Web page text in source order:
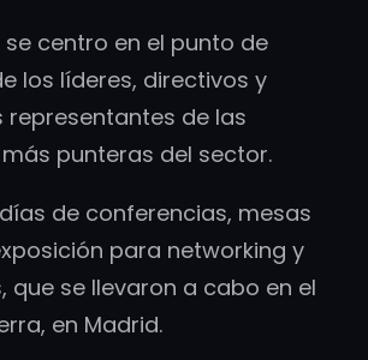
centro en el punto de
los líderes, directivos y
de las
punteras del sector.
de conferencias, mesas
para networking y
que se llevaron a cabo en el
en Madrid.